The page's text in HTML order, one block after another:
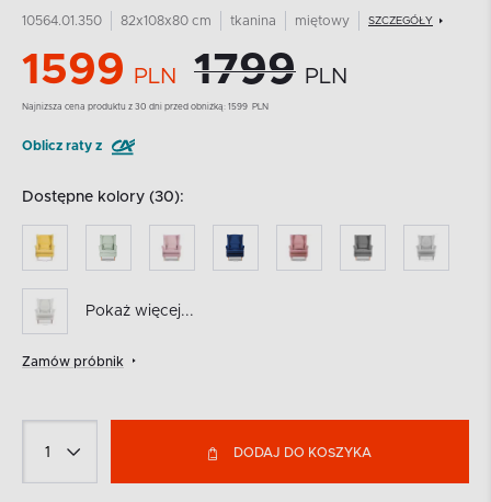
10564.01.350 82x108x80 cm tkanina miętowy SZCZEGÓŁY
1599 PLN 1799 PLN
Najnizsza cena produktu z 30 dni przed obniżką: 1599 PLN
Oblicz raty z
Dostępne kolory (30):
Pokaż więcej...
Zamów próbnik
DODAJ DO KOSZYKA